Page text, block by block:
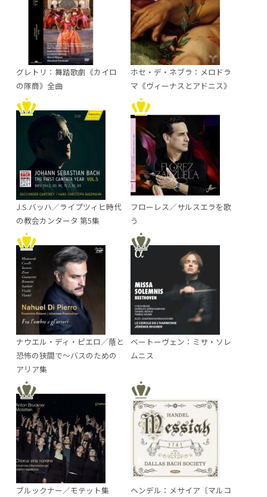
グレトリ：舞踏歌劇《カイロ
の隊商》全曲
ホセ・デ・ネブラ：メロドラ
マ《ヴィーナスとアドニス》
J.S.バッハ／ライプツィヒ時代
の教会カンタータ 第5集
フローレス／サルスエラを歌
う
ナウエル・ディ・ピエロ／蔭と
恐怖の狭間で～バスのための
アリア集
ベートーヴェン：ミサ・ソレ
ムニス
ブルックナー／モテット集
ヘンデル：メサイア〔マルコ